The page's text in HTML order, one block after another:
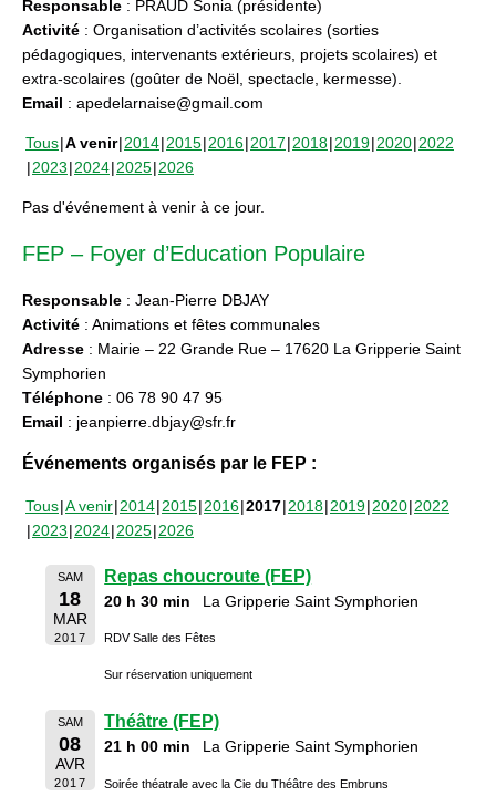
Responsable : PRAUD Sonia (présidente)
Activité : Organisation d’activités scolaires (sorties
pédagogiques, intervenants extérieurs, projets scolaires) et
extra-scolaires (goûter de Noël, spectacle, kermesse).
Email : apedelarnaise@gmail.com
Tous A venir 2014 2015 2016 2017 2018 2019 2020 2022
2023 2024 2025 2026
Pas d'événement à venir à ce jour.
FEP – Foyer d’Education Populaire
Responsable : Jean-Pierre DBJAY
Activité : Animations et fêtes communales
Adresse : Mairie – 22 Grande Rue – 17620 La Gripperie Saint
Symphorien
Téléphone : 06 78 90 47 95
Email : jeanpierre.dbjay@sfr.fr
Événements organisés par le FEP :
Tous A venir 2014 2015 2016 2017 2018 2019 2020 2022
2023 2024 2025 2026
SAM
18
MAR
2017
Repas choucroute (FEP)
20 h 30 min La Gripperie Saint Symphorien
RDV Salle des Fêtes
Sur réservation uniquement
SAM
08
AVR
2017
Théâtre (FEP)
21 h 00 min La Gripperie Saint Symphorien
Soirée théatrale avec la Cie du Théâtre des Embruns